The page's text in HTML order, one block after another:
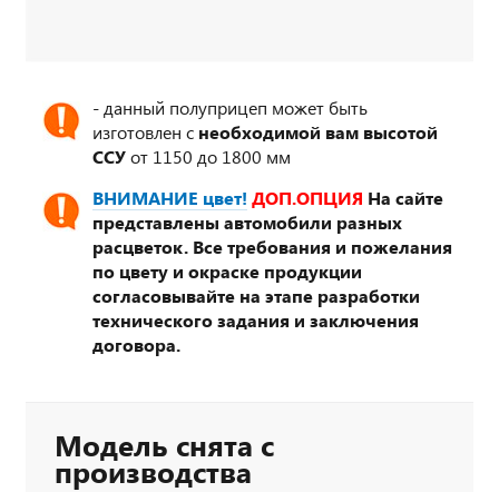
- данный полуприцеп может быть
изготовлен с необходимой вам высотой
ССУот 1150 до 1800 мм
ВНИМАНИЕ цвет! ДОП.ОПЦИЯ На сайте
представлены автомобили разных
расцветок. Все требования и пожелания
по цвету и окраске продукции
согласовывайте на этапе разработки
технического задания и заключения
договора.
Модель снята с
производства